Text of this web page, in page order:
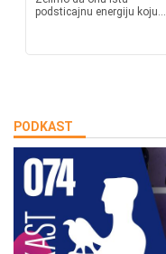
podsticajnu energiju koju...
PODKAST